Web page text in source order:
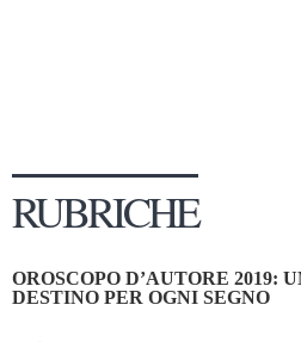
Tabù Festival 2014
A Tutto Volume
Marketing
RUBRICHE
OROSCOPO D’AUTORE 2019:
DESTINO PER OGNI SEGNO